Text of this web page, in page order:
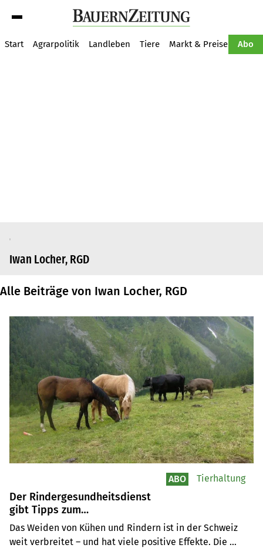
Start Agrarpolitik Landleben Tiere Markt & Preise Abo
Iwan Locher, RGD
Alle Beiträge von Iwan Locher, RGD
Der Rindergesundheitsdienst
gibt Tipps zum
Weidemanagement gegen
Würmer
Das Weiden von Kühen und Rindern ist in der Schweiz
weit verbreitet – und hat viele positive Effekte. Die
ABO Tierhaltung